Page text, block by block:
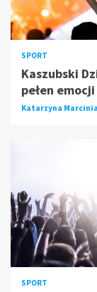
SPORT
Kaszubski
pełen
Katarzyna
SPORT